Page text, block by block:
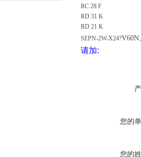
RC 28 F
RD 31 K
RD 21 K
SEPN-2W-X24?V60N
请加:
您的
您的